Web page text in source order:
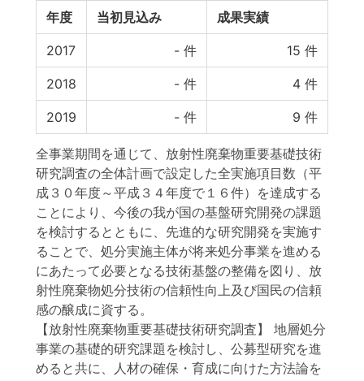
年度
当初見込み 成果実績
2017 - 件 15 件
2018 - 件 4 件
2019 - 件 9 件
全事業期間を通じて、放射性廃棄物重要基礎技術
研究調査の全体計画で設定した全実施項目数（平
成３０年度～平成３４年度で１６件）を達成する
ことにより、今後の我が国の基盤研究開発の課題
を検討するとともに、先進的な研究開発を実施す
ることで、処分実施主体が将来処分事業を進める
にあたって必要となる技術基盤の整備を図り、放
射性廃棄物処分技術の信頼性向上及び国民の信頼
感の醸成に資する。
【放射性廃棄物重要基礎技術研究調査】 地層処分
事業の基礎的研究課題を検討し、公募型研究を進
めると共に、人材の確保・育成に向けた方法論を